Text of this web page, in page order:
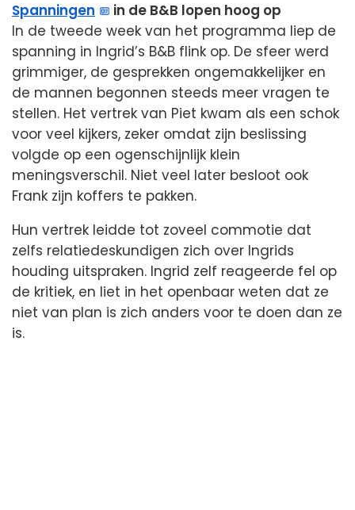
Spanningen
in de B&B lopen hoog op
In de tweede week van het programma liep de
spanning in Ingrid’s B&B flink op. De sfeer werd
grimmiger, de gesprekken ongemakkelijker en
de mannen begonnen steeds meer vragen te
stellen. Het vertrek van Piet kwam als een schok
voor veel kijkers, zeker omdat zijn beslissing
volgde op een ogenschijnlijk klein
meningsverschil. Niet veel later besloot ook
Frank zijn koffers te pakken.
Hun vertrek leidde tot zoveel commotie dat
zelfs relatiedeskundigen zich over Ingrids
houding uitspraken. Ingrid zelf reageerde fel op
de kritiek, en liet in het openbaar weten dat ze
niet van plan is zich anders voor te doen dan ze
is.